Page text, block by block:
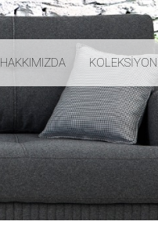
HAKKIMIZDA KOLEKSİYON